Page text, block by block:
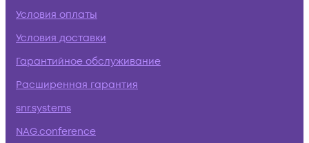
Условия оплаты
Условия доставки
Гарантийное обслуживание
Расширенная гарантия
snr.systems
NAG.conference